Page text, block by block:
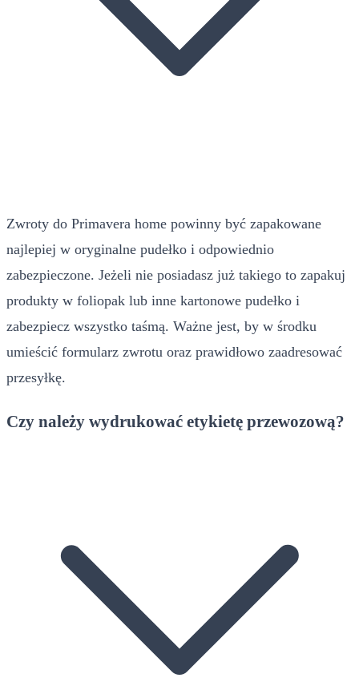
Zwroty do Primavera home powinny być zapakowane
najlepiej w oryginalne pudełko i odpowiednio
zabezpieczone. Jeżeli nie posiadasz już takiego to zapakuj
produkty w foliopak lub inne kartonowe pudełko i
zabezpiecz wszystko taśmą. Ważne jest, by w środku
umieścić formularz zwrotu oraz prawidłowo zaadresować
przesyłkę.
Czy należy wydrukować etykietę przewozową?